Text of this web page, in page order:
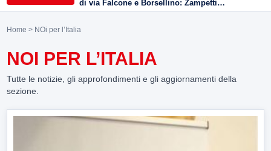
di via Falcone e Borsellino: Zampetti e
Lombardi replicano alle polemiche
Home > NOi per l’Italia
NOI PER L’ITALIA
Tutte le notizie, gli approfondimenti e gli aggiornamenti della
sezione.